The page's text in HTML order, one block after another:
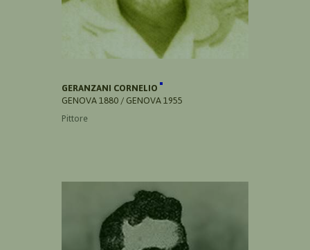
GERANZANI CORNELIO
GENOVA 1880 / GENOVA 1955
Pittore